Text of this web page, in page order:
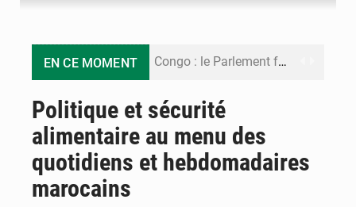
EN CE MOMENT Congo : le Parlement formule 28 recommandations sur le Cadre budgétaire 2027-2029
Congo-RDC : Brazzaville et Kinshasa renforcent leur coopération en faveur de la jeunesse
Politique et sécurité
alimentaire au menu des
quotidiens et hebdomadaires
marocains